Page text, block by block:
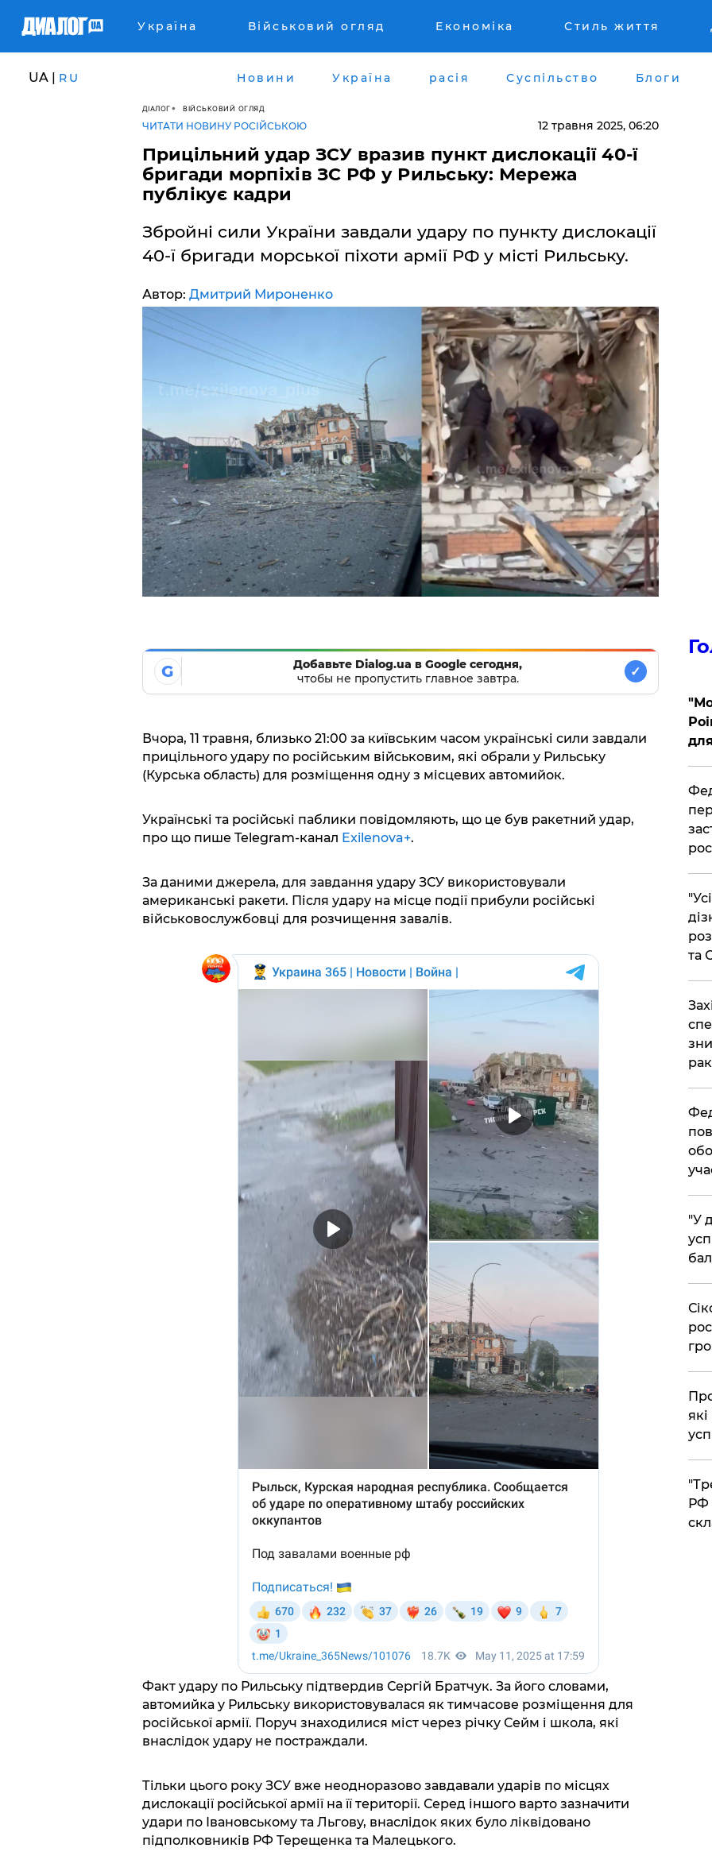
Україна Військовий огляд Економіка Стиль життя
UA | RU Новини Україна расія Суспільство Блоги
ДІАЛОГ ВІЙСЬКОВИЙ ОГЛЯД
ЧИТАТИ НОВИНУ РОСІЙСЬКОЮ 12 травня 2025, 06:20
Прицільний удар ЗСУ вразив пункт дислокації 40-ї
бригади морпіхів ЗС РФ у Рильську: Мережа
публікує кадри
Збройні сили України завдали удару по пункту дислокації
40-ї бригади морської піхоти армії РФ у місті Рильську.
Автор: Дмитрий Мироненко
G
Добавьте Dialog.ua в Google сегодня,
чтобы не пропустить главное завтра.
✓
Вчора, 11 травня, близько 21:00 за київським часом українські сили завдали
прицільного удару по російським військовим, які обрали у Рильську
(Курська область) для розміщення одну з місцевих автомийок.
Українські та російські паблики повідомляють, що це був ракетний удар,
про що пише Telegram-канал Exilenova+.
За даними джерела, для завдання удару ЗСУ використовували
американські ракети. Після удару на місце події прибули російські
військовослужбовці для розчищення завалів.
Факт удару по Рильську підтвердив Сергій Братчук. За його словами,
автомийка у Рильську використовувалася як тимчасове розміщення для
російської армії. Поруч знаходилися міст через річку Сейм і школа, які
внаслідок удару не постраждали.
Тільки цього року ЗСУ вже неодноразово завдавали ударів по місцях
дислокації російської армії на її території. Серед іншого варто зазначити
удари по Івановському та Льгову, внаслідок яких було ліквідовано
підполковників РФ Терещенка та Малецького.
та
​"У
РФ